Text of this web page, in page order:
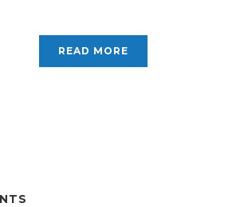
READ MORE